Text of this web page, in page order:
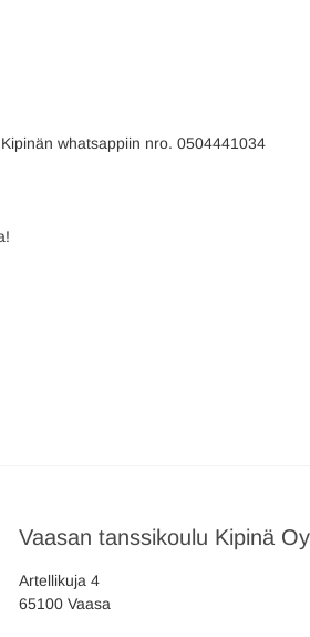
whatsappiin nro. 0504441034
Vaasan tanssikoulu Kipinä Oy
Artellikuja 4
65100 Vaasa